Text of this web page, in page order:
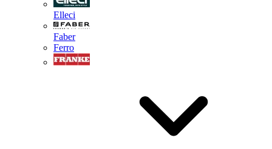
Elleci
Faber
Ferro